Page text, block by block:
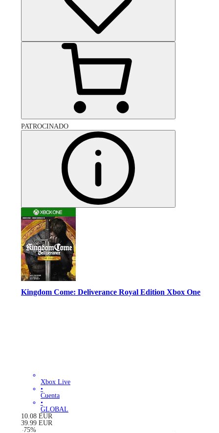
PATROCINADO
Kingdom Come: Deliverance Royal Edition Xbox One
Xbox Live
•
Cuenta
•
GLOBAL
10.08 EUR
39.99 EUR
-75%